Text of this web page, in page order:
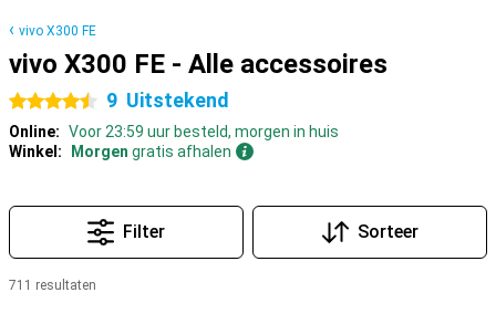
vivo X300 FE
vivo X300 FE - Alle accessoires
4.5 sterren 9 Uitstekend
Online: Voor 23:59 uur besteld, morgen in huis
Winkel:
Morgen gratis afhalen
Filter Sorteer
711 resultaten